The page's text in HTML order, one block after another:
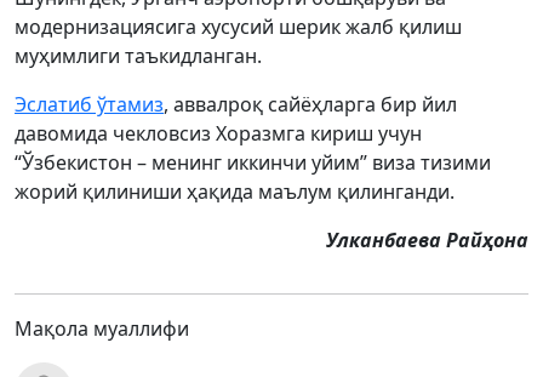
модернизациясига хусусий шерик жалб қилиш
муҳимлиги таъкидланган.
Эслатиб ўтамиз, аввалроқ сайёҳларга бир йил
давомида чекловсиз Хоразмга кириш учун
“Ўзбекистон – менинг иккинчи уйим” виза тизими
жорий қилиниши ҳақида маълум қилинганди.
Улканбаева Райҳона
Мақола муаллифи